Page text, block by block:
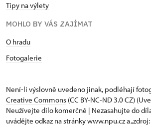
Tipy na výlety
MOHLO BY VÁS ZAJÍMAT
O hradu
Fotogalerie
Není-li výslovně uvedeno jinak, podléhají
Creative Commons (CC BY-NC-ND 3.0 CZ)
Neužívejte dílo komerčně | Nezasahujte do
uvádějte odkaz na stránky www.npu.cz a